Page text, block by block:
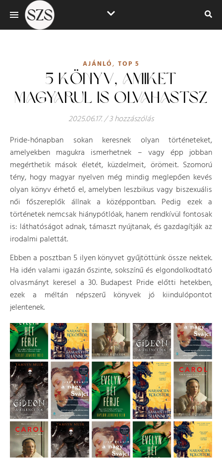
AJÁNLÓ, TOP 5
5 KÖNYV, AMIKET
MAGYARUL IS OLVAHASTSZ
2025.06.17./3 hozzászólás
Pride-hónapban sokan keresnek olyan történeteket,
amelyekben magukra ismerhetnek – vagy épp jobban
megérthetik mások életét, küzdelmeit, örömeit. Szomorú
tény, hogy magyar nyelven még mindig meglepően kevés
olyan könyv érhető el, amelyben leszbikus vagy biszexuális
női főszereplők állnak a középpontban. Pedig ezek a
történetek nemcsak hiánypótlóak, hanem rendkívül fontosak
is: láthatóságot adnak, támaszt nyújtanak, és gazdagítják az
irodalmi palettát.
Ebben a posztban 5 ilyen könyvet gyűjtöttünk össze nektek.
Ha idén valami igazán őszinte, sokszínű és elgondolkodtató
olvasmányt keresel a 30. Budapest Pride előtti hetekben,
ezek a méltán népszerű könyvek jó kiindulópontot
jelentenek.